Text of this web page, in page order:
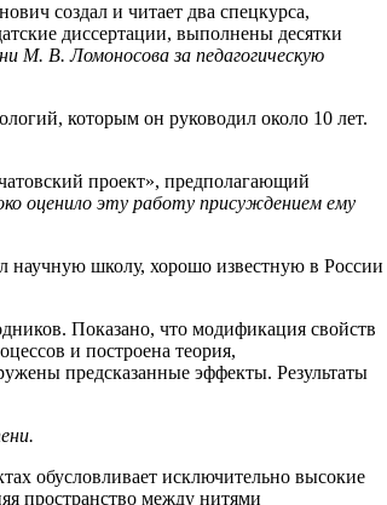
создал и читает два спецкурса,
диссертации, выполнены десятки
М. В. Ломоносова за педагогическую
которым он руководил около 10 лет.
проект», предполагающий
оценило эту работу присуждением ему
научную школу, хорошо известную в России
Показано, что модификация свойств
и построена теория,
предсказанные эффекты. Результаты
обусловливает исключительно высокие
пространство между нитями